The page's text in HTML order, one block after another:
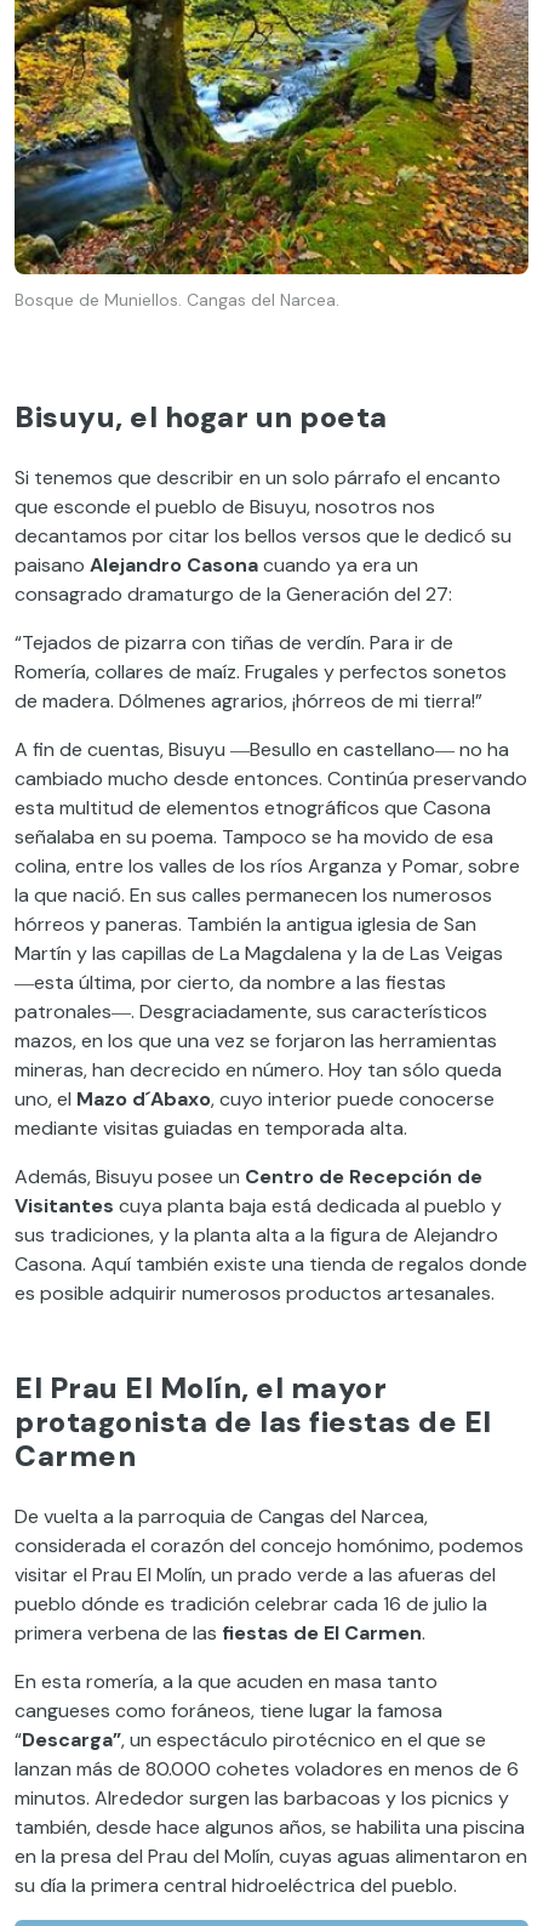
Bosque de Muniellos. Cangas del Narcea.
Bisuyu, el hogar un poeta
Si tenemos que describir en un solo párrafo el encanto
que esconde el pueblo de Bisuyu, nosotros nos
decantamos por citar los bellos versos que le dedicó su
paisano Alejandro Casonacuando ya era un
consagrado dramaturgo de la Generación del 27:
“Tejados de pizarra con tiñas de verdín. Para ir de
Romería, collares de maíz. Frugales y perfectos sonetos
de madera. Dólmenes agrarios, ¡hórreos de mi tierra!”
A fin de cuentas, Bisuyu ―Besullo en castellano― no ha
cambiado mucho desde entonces. Continúa preservando
esta multitud de elementos etnográficos que Casona
señalaba en su poema. Tampoco se ha movido de esa
colina, entre los valles de los ríos Arganza y Pomar, sobre
la que nació. En sus calles permanecen los numerosos
hórreos y paneras. También la antigua iglesia de San
Martín y las capillas de La Magdalena y la de Las Veigas
―esta última, por cierto, da nombre a las fiestas
patronales―. Desgraciadamente, sus característicos
mazos, en los que una vez se forjaron las herramientas
mineras, han decrecido en número. Hoy tan sólo queda
uno, el Mazo d´Abaxo, cuyo interior puede conocerse
mediante visitas guiadas en temporada alta.
Además, Bisuyu posee un Centro de Recepción de
Visitantes cuya planta baja está dedicada al pueblo y
sus tradiciones, y la planta alta a la figura de Alejandro
Casona. Aquí también existe una tienda de regalos donde
es posible adquirir numerosos productos artesanales.
El Prau El Molín, el mayor
protagonista de las fiestas de El
Carmen
De vuelta a la parroquia de Cangas del Narcea,
considerada el corazón del concejo homónimo, podemos
visitar el Prau El Molín, un prado verde a las afueras del
pueblo dónde es tradición celebrar cada 16 de julio la
primera verbena de las fiestas de El Carmen.
En esta romería, a la que acuden en masa tanto
cangueses como foráneos, tiene lugar la famosa
“Descarga”, un espectáculo pirotécnico en el que se
lanzan más de 80.000 cohetes voladores en menos de 6
minutos. Alrededor surgen las barbacoas y los picnics y
también, desde hace algunos años, se habilita una piscina
en la presa del Prau del Molín, cuyas aguas alimentaron en
su día la primera central hidroeléctrica del pueblo.